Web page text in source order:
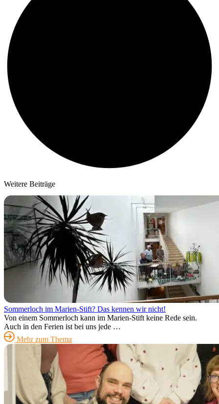
Weitere Beiträge
Sommerloch im Marien-Stift? Das kennen wir nicht!
Von einem Sommerloch kann im Marien-Stift keine Rede sein.
Auch in den Ferien ist bei uns jede …
Mehr zum Thema